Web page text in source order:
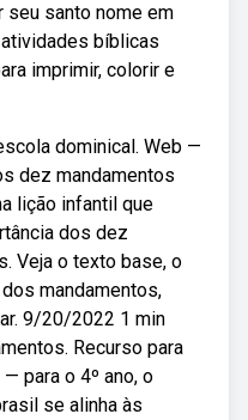
seu santo nome em
bíblicas
imprimir, colorir e
dominical. Web —
dez mandamentos
lição infantil que
dos dez
Veja o texto base, o
mandamentos,
9/20/2022 1 min
Recurso para
para o 4º ano, o
se alinha às